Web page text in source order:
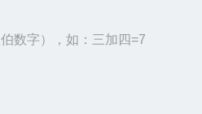
数字），如：三加四=7